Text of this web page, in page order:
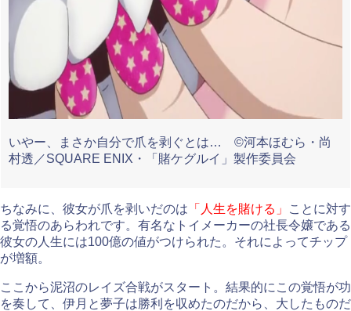
いやー、まさか自分で爪を剥ぐとは… ©河本ほむら・尚
村透／SQUARE ENIX・「賭ケグルイ」製作委員会
ちなみに、彼女が爪を剥いだのは 「人生を賭ける」
ことに対す
る覚悟のあらわれです。有名なトイメーカーの社長令嬢である
彼女の人生には100億の値がつけられた。それによってチップ
が増額。
ここから泥沼のレイズ合戦がスタート。結果的にこの覚悟が功
を奏して、伊月と夢子は勝利を収めたのだから、大したものだ